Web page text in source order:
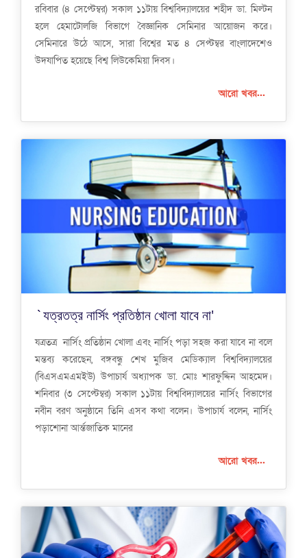
রবিবার (৪ সেপ্টেম্বর) সকাল ১১টায় বিশ্ববিদ্যালয়ের শহীদ ডা. মিল্টন
হলে হেমাটোলজি বিভাগে বৈজ্ঞানিক সেমিনার আয়োজন করে।
সেমিনারে উঠে আসে, সারা বিশ্বের মত ৪ সেপ্টম্বর বাংলাদেশেও
উদযাপিত হয়েছে বিশ্ব লিউকেমিয়া দিবস।
আরো খবর...
`যত্রতত্র নার্সিং প্রতিষ্ঠান খোলা যাবে না'
যত্রতত্র নার্সিং প্রতিষ্ঠান খোলা এবং নার্সিং পড়া সহজ করা যাবে না বলে
মন্তব্য করেছেন, বঙ্গবন্ধু শেখ মুজিব মেডিক্যাল বিশ্ববিদ্যালয়ের
(বিএসএমএমইউ) উপাচার্য অধ্যাপক ডা. মোঃ শারফুদ্দিন আহমেদ।
শনিবার (৩ সেপ্টেম্বর) সকাল ১১টায় বিশ্ববিদ্যালয়ের নার্সিং বিভাগের
নবীন বরণ অনুষ্ঠানে তিনি এসব কথা বলেন। উপাচার্য বলেন, নার্সিং
পড়াশোনা আর্ন্তজাতিক মানের
আরো খবর...